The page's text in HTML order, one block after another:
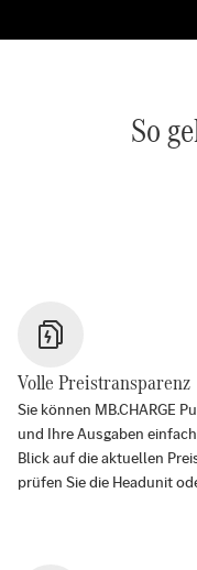
So
Volle Preistransparenz
Sie können MB.CHARGE
und Ihre Ausgaben
Blick auf die aktuellen
prüfen Sie die Headunit